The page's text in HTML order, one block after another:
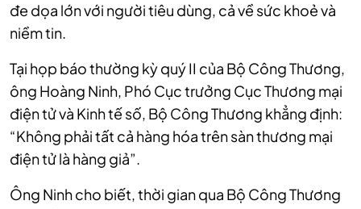
đe dọa lớn với người tiêu dùng, cả về sức khoẻ và
niềm tin.
Tại họp báo thường kỳ quý II của Bộ Công Thương,
ông Hoàng Ninh, Phó Cục trưởng Cục Thương mại
điện tử và Kinh tế số, Bộ Công Thương khẳng định:
“Không phải tất cả hàng hóa trên sàn thương mại
điện tử là hàng giả”.
Ông Ninh cho biết, thời gian qua Bộ Công Thương